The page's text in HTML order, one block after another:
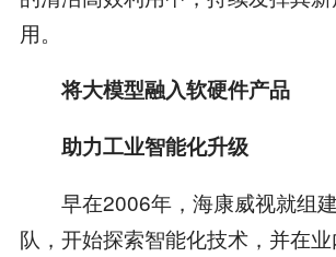
用。
将大模型融入软硬件产品
助力工业智能化升级
早在2006年，海康威视就组建
队，开始探索智能化技术，并在